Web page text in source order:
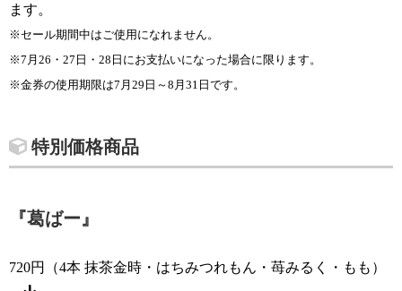
ます。
※セール期間中はご使用になれません。
※7月26・27日・28日にお支払いになった場合に限ります。
※金券の使用期限は7月29日～8月31日です。
特別価格商品
『葛ばー』
720円（4本 抹茶金時・はちみつれもん・苺みるく・もも）